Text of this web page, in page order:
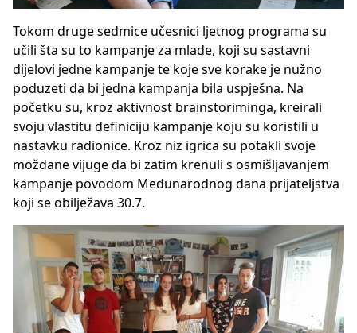
Tokom druge sedmice učesnici ljetnog programa su
učili šta su to kampanje za mlade, koji su sastavni
dijelovi jedne kampanje te koje sve korake je nužno
poduzeti da bi jedna kampanja bila uspješna. Na
početku su, kroz aktivnost brainstoriminga, kreirali
svoju vlastitu definiciju kampanje koju su koristili u
nastavku radionice. Kroz niz igrica su potakli svoje
moždane vijuge da bi zatim krenuli s osmišljavanjem
kampanje povodom Međunarodnog dana prijateljstva
koji se obilježava 30.7.